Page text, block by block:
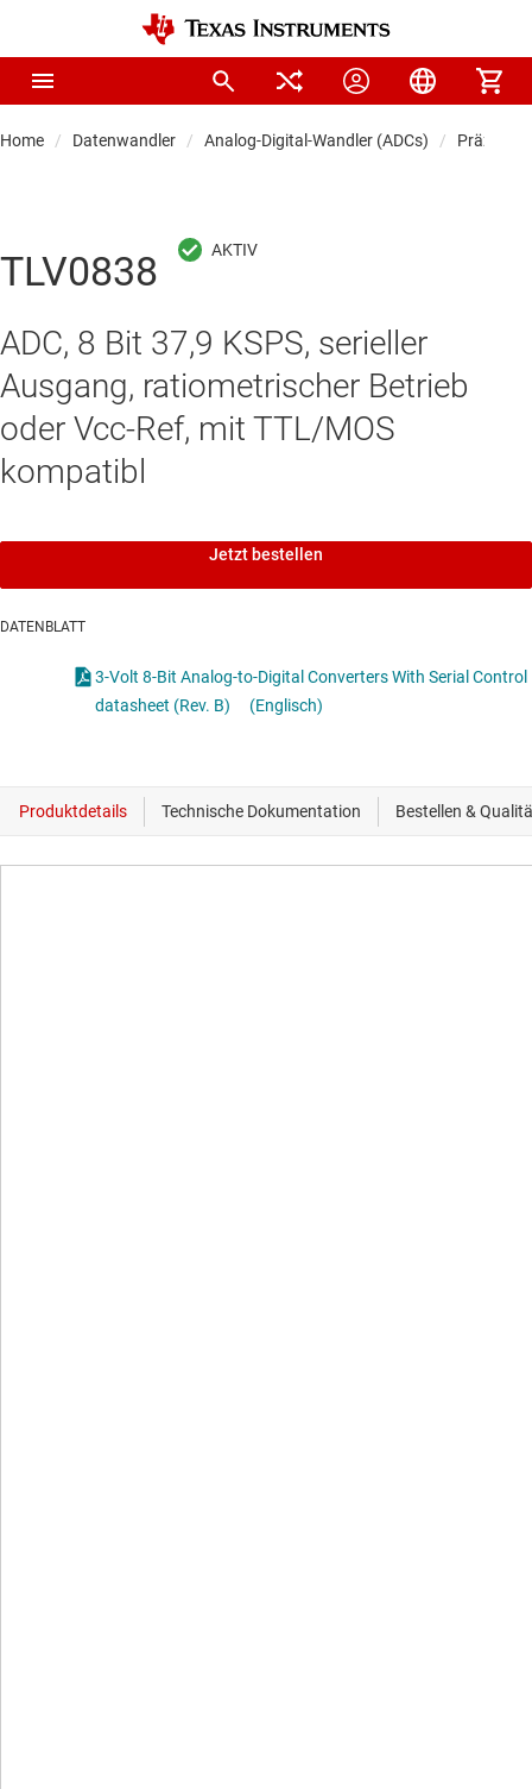
Home Datenwandler Analog-Digital-Wandler (ADCs)
TLV0838
ADC, 8 Bit 37,9 KSPS, serieller
Ausgang, ratiometrischer Betrieb
oder Vcc-Ref, mit TTL/MOS
kompatibl
Jetzt bestellen
DATENBLATT
3-Volt 8-Bit Analog-to-Digital Converters With Serial Control
datasheet (Rev. B)
(Englisch)